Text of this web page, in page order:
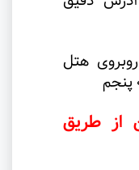
هتل
پنجم
از طریق